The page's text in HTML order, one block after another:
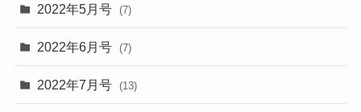
2022年5月号 (7)
2022年6月号 (7)
2022年7月号 (13)